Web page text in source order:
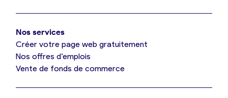
Je référence ma boulangerie (gratuit)
Offres d’emploi
Nos services
Créer votre page web gratuitement
Nos offres d’emplois
Vente de fonds de commerce